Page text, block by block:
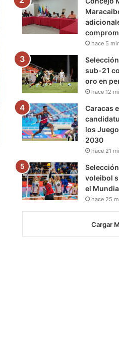
hace 5
sub-21
oro en
hace 12
Caracas
los
2030
hace 21
voleibol
el
hace 25
Cargar